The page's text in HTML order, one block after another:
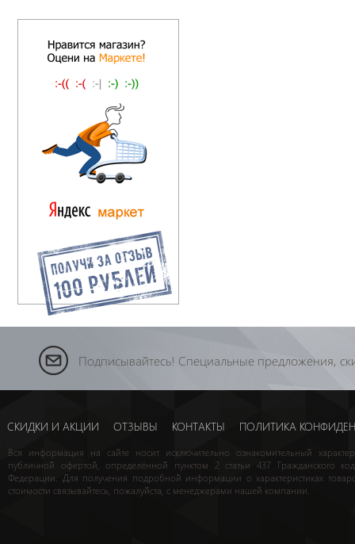
Подписывайтесь! Специальные предложения,
СКИДКИ И АКЦИИ ОТЗЫВЫ КОНТАКТЫ ПОЛИТИКА
Вся информация на сайте носит исключительно ознакомительный
публичной офертой, определённой пунктом 2 статьи 437 Гражданского
Федерации. Для получения подробной информации о характеристиках
стоимости связывайтесь, пожалуйста, с менеджерами нашей компании.